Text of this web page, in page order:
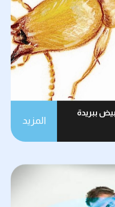
ببريدة
المزيد